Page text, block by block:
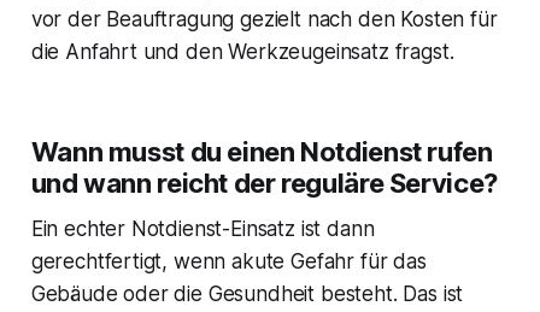
vor der Beauftragung gezielt nach den Kosten für
die Anfahrt und den Werkzeugeinsatz fragst.
Wann musst du einen Notdienst rufen
und wann reicht der reguläre Service?
Ein echter Notdienst-Einsatz ist dann
gerechtfertigt, wenn akute Gefahr für das
Gebäude oder die Gesundheit besteht. Das ist